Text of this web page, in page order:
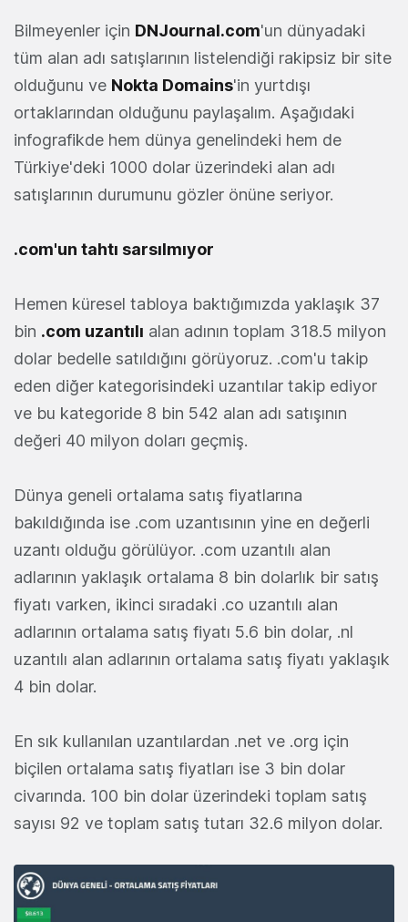
Bilmeyenler için DNJournal.com'un dünyadaki
tüm alan adı satışlarının listelendiği rakipsiz bir site
olduğunu ve Nokta Domains'in yurtdışı
ortaklarından olduğunu paylaşalım. Aşağıdaki
infografikde hem dünya genelindeki hem de
Türkiye'deki 1000 dolar üzerindeki alan adı
satışlarının durumunu gözler önüne seriyor.
.com'un tahtı sarsılmıyor
Hemen küresel tabloya baktığımızda yaklaşık 37
bin .com uzantılı alan adının toplam 318.5 milyon
dolar bedelle satıldığını görüyoruz. .com'u takip
eden diğer kategorisindeki uzantılar takip ediyor
ve bu kategoride 8 bin 542 alan adı satışının
değeri 40 milyon doları geçmiş.
Dünya geneli ortalama satış fiyatlarına
bakıldığında ise .com uzantısının yine en değerli
uzantı olduğu görülüyor. .com uzantılı alan
adlarının yaklaşık ortalama 8 bin dolarlık bir satış
fiyatı varken, ikinci sıradaki .co uzantılı alan
adlarının ortalama satış fiyatı 5.6 bin dolar, .nl
uzantılı alan adlarının ortalama satış fiyatı yaklaşık
4 bin dolar.
En sık kullanılan uzantılardan .net ve .org için
biçilen ortalama satış fiyatları ise 3 bin dolar
civarında. 100 bin dolar üzerindeki toplam satış
sayısı 92 ve toplam satış tutarı 32.6 milyon dolar.